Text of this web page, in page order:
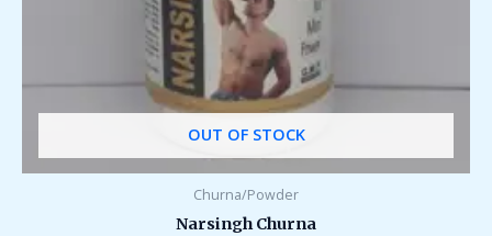
OUT OF STOCK
Churna/Powder
Narsingh Churna